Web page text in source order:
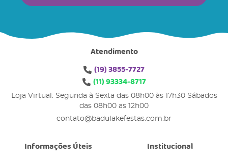
Atendimento
(19)3855-7727
(11)93334-8717
Loja Virtual: Segunda à Sexta das 08h00 às 17h30 Sábados
das 08h00 as 12h00
contato@badulakefestas.com.br
Informações Úteis Institucional